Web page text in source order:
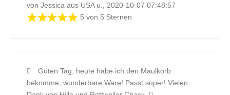
von Jessica aus USA u., 2020-10-07 07:48:57
5 von 5 Sternen
Guten Tag, heute habe ich den Maulkorb
bekomme, wunderbare Ware! Passt super! Vielen